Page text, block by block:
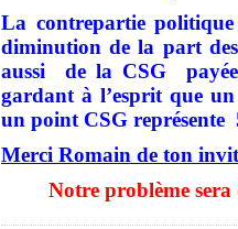
La contrepartie
diminution de la part des
aussi
de la CSG
gardant à l’esprit que
un point CSG représente
Merci Romain de ton
Notre problème sera